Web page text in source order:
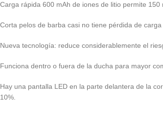
Carga rápida 600 mAh de iones de litio permite
Corta pelos de barba casi no tiene pérdida de
Nueva tecnología: reduce considerablemente el
Funciona dentro o fuera de la ducha para mayor
Hay una pantalla LED en la parte delantera de la
10%.